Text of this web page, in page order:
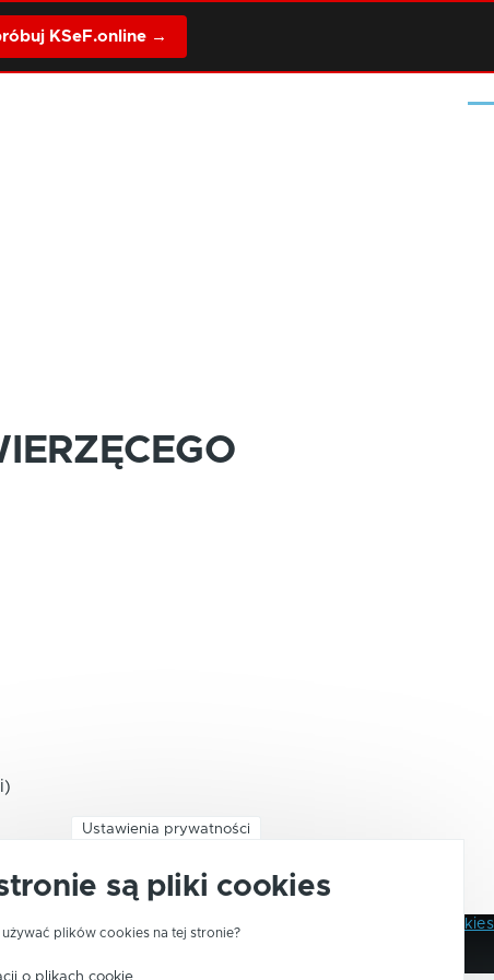
KSeF.online →
Stopka
Pliki Cookies
Ustawienia prywatności
są pliki cookies
używać plików cookies na tej stronie?
o plikach cookie